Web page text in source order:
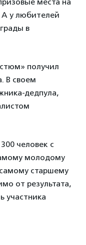
А у любителей
в
получил
В своем
дедпула,
человек с
молодому
самому старшему
от результата,
участника